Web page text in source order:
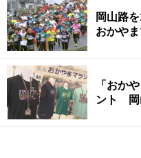
岡山路
おかや
「おか
ント 岡